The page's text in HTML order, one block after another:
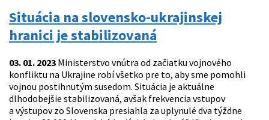
Situácia na slovensko-ukrajinskej
hranici je stabilizovaná
03. 01. 2023 Ministerstvo vnútra od začiatku vojnového
konfliktu na Ukrajine robí všetko pre to, aby sme pomohli
vojnou postihnutým susedom. Situácia je aktuálne
dlhodobejšie stabilizovaná, avšak frekvencia vstupov
a výstupov zo Slovenska presiahla za uplynulé dva týždne